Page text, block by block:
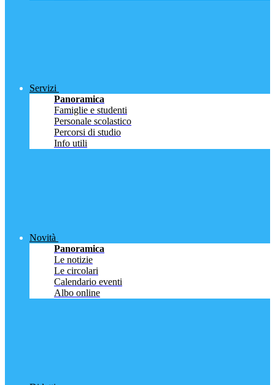
Servizi
Panoramica
Famiglie e studenti
Personale scolastico
Percorsi di studio
Info utili
Novità
Panoramica
Le notizie
Le circolari
Calendario eventi
Albo online